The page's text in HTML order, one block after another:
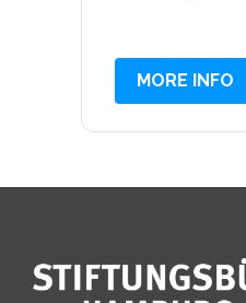
MORE INFO